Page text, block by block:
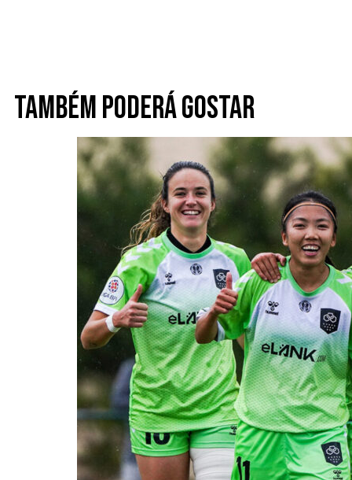
Também poderá gostar